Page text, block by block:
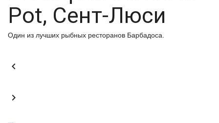
Pot, Сент-Люси
Один из лучших рыбных ресторанов Барбадоса.

